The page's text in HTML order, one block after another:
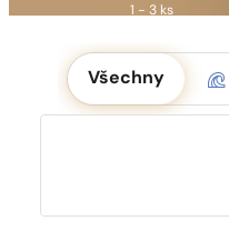
1 - 3 ks
Okoliczność
Všechny